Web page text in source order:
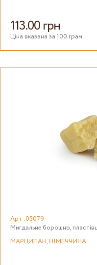
113.00 грн
Ціна вказана за 100 грам.
Арт :05079
Мигдальне борошно,
МАРЦИПАН, НІМЕЧЧИНА